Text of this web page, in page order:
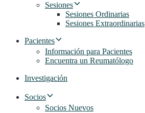
Sesiones
Sesiones Ordinarias
Sesiones Extraordinarias
Pacientes
Información para Pacientes
Encuentra un Reumatólogo
Investigación
Socios
Socios Nuevos